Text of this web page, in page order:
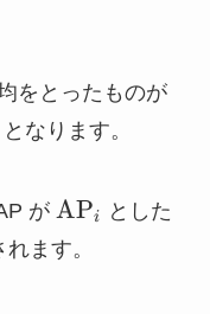
をとったものが
なります。
が APi
とした
ます。